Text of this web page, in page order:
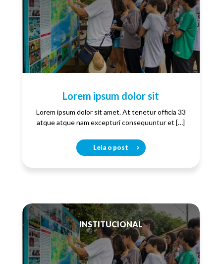
Lorem ipsum dolor sit
Lorem ipsum dolor sit amet. At tenetur officia 33
atque atque nam excepturi consequuntur et […]
Leia o post
INSTITUCIONAL